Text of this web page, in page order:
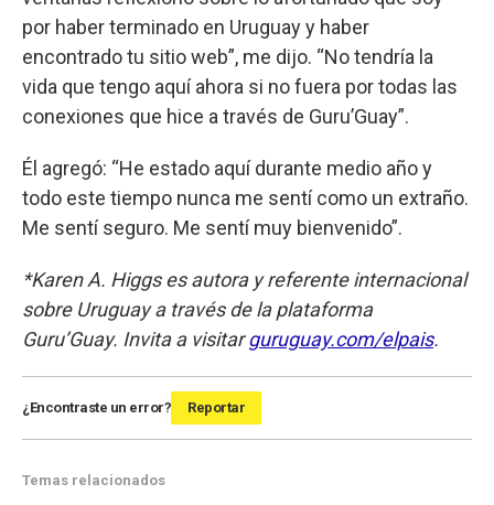
por haber terminado en Uruguay y haber
encontrado tu sitio web”, me dijo. “No tendría la
vida que tengo aquí ahora si no fuera por todas las
conexiones que hice a través de Guru’Guay”.
Él agregó: “He estado aquí durante medio año y
todo este tiempo nunca me sentí como un extraño.
Me sentí seguro. Me sentí muy bienvenido”.
*Karen A. Higgs es autora y referente internacional
sobre Uruguay a través de la plataforma
Guru’Guay. Invita a visitarguruguay.com/elpais.
¿Encontraste un error? Reportar
Temas relacionados